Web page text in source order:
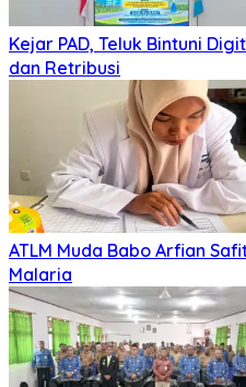
Kejar PAD, Teluk Bintuni
dan Retribusi
ATLM Muda Babo Arfian
Malaria